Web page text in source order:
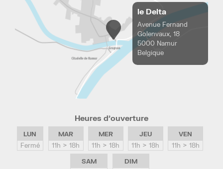
le Delta
Avenue Fernand
Golenvaux, 18
5000 Namur
Belgique
Heures d’ouverture
LUN
Fermé
MAR
11h > 18h
MER
11h > 18h
JEU
11h > 18h
VEN
11h > 18h
SAM
DIM